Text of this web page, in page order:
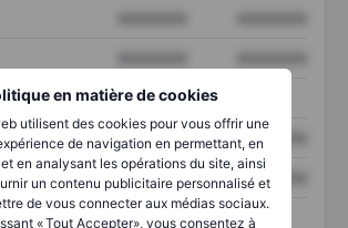
en matière de cookies
utilisent des cookies pour vous offrir une
de navigation en permettant, en
en analysant les opérations du site, ainsi
un contenu publicitaire personnalisé et
de vous connecter aux médias sociaux.
« Tout Accepter», vous consentez à
XXXXXXX XXXXXXX
XXXXXXX XXXXXXX